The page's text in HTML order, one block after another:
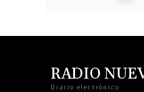
RADIO
Diario electrónico